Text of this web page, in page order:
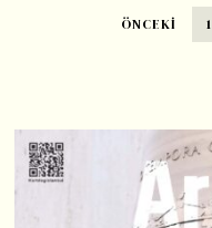
ÖNCEKI 1